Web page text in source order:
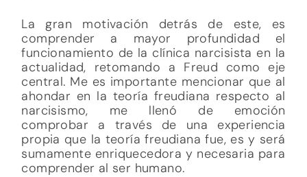
La gran motivación detrás de este, es
comprender a mayor profundidad el
funcionamiento de la clínica narcisista en la
actualidad, retomando a Freud como eje
central. Me es importante mencionar que al
ahondar en la teoría freudiana respecto al
narcisismo, me llenó de emoción
comprobar a través de una experiencia
propia que la teoría freudiana fue, es y será
sumamente enriquecedora y necesaria para
comprender al ser humano.